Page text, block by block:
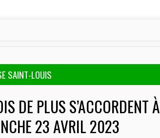
SAINT-LOUIS
DE PLUS S’ACCORDENT À
23 AVRIL 2023